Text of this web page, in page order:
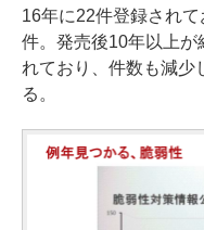
16年に22件登録され
件。発売後10年以上が
れており、件数も減少
る。